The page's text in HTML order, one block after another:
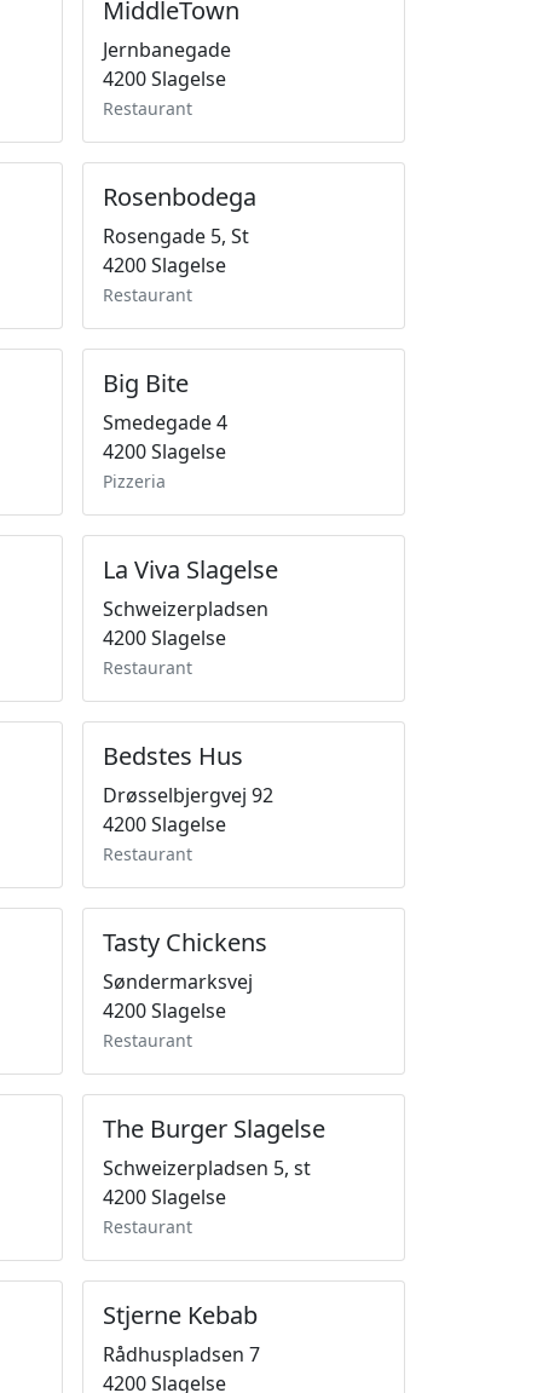
MiddleTown
Jernbanegade
4200 Slagelse
Restaurant
Rosenbodega
Rosengade 5, St
4200 Slagelse
Restaurant
Big Bite
Smedegade 4
4200 Slagelse
Pizzeria
La Viva Slagelse
Schweizerpladsen
4200 Slagelse
Restaurant
Bedstes Hus
Drøsselbjergvej 92
4200 Slagelse
Restaurant
Tasty Chickens
Søndermarksvej
4200 Slagelse
Restaurant
The Burger Slagelse
Schweizerpladsen 5, st
4200 Slagelse
Restaurant
Stjerne Kebab
Rådhuspladsen 7
4200 Slagelse